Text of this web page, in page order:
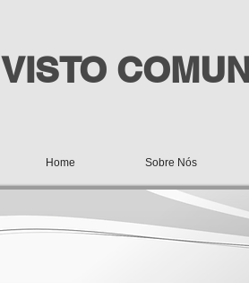
VISTO
Home Sobre Nós